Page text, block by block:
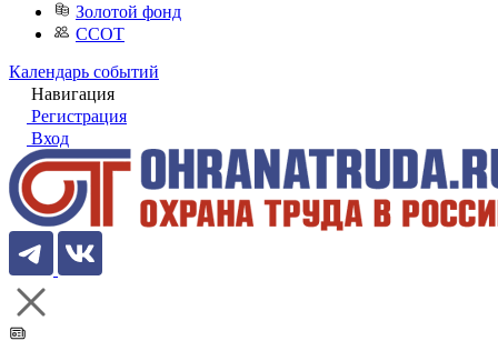
Золотой фонд
ССОТ
Календарь событий
Навигация
Регистрация
Вход